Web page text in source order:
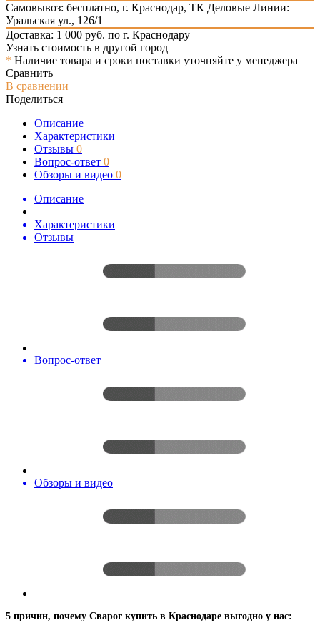
Самовывоз: бесплатно, г. Краснодар, ТК Деловые Линии:
Уральская ул., 126/1
Доставка: 1 000 руб. по г. Краснодару
Узнать стоимость в другой город
* Наличие товара и сроки поставки уточняйте у менеджера
Сравнить
В сравнении
Поделиться
Описание
Характеристики
Отзывы 0
Вопрос-ответ 0
Обзоры и видео 0
Описание
Характеристики
Отзывы
Вопрос-ответ
Обзоры и видео
5 причин, почему Сварог купить в Краснодаре выгодно у нас: